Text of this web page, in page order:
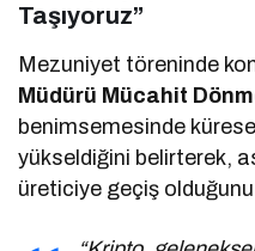
Taşıyoruz”
Mezuniyet töreninde
Müdürü Mücahit
benimsemesinde
yükseldiğini belirterek,
üreticiye geçiş olduğunu